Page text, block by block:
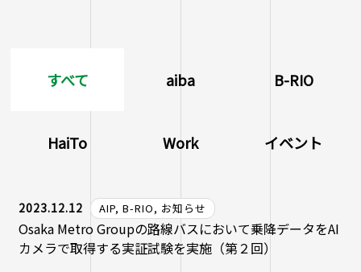
すべて aiba B-RIO
HaiTo Work イベント
2023.12.12 AIP, B-RIO, お知らせ
Osaka Metro Groupの路線バスにおいて乗降データをAI
カメラで取得する実証試験を実施（第２回）